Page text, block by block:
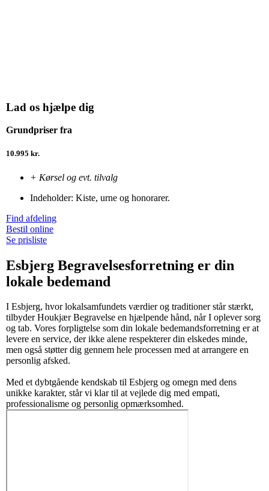
Lad os hjælpe dig
Grundpriser fra
10.995 kr.
+ Kørsel og evt. tilvalg
Indeholder: Kiste, urne og honorarer.
Find afdeling
Bestil online
Se prisliste
Esbjerg Begravelsesforretning er din
lokale bedemand
I Esbjerg, hvor lokalsamfundets værdier og traditioner står stærkt,
tilbyder Houkjær Begravelse en hjælpende hånd, når I oplever sorg
og tab. Vores forpligtelse som din lokale bedemandsforretning er at
levere en service, der ikke alene respekterer din elskedes minde,
men også støtter dig gennem hele processen med at arrangere en
personlig afsked.
Med et dybtgående kendskab til Esbjerg og omegn med dens
unikke karakter, står vi klar til at vejlede dig med empati,
professionalisme og personlig opmærksomhed.